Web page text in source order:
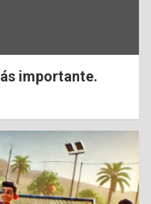
importante.